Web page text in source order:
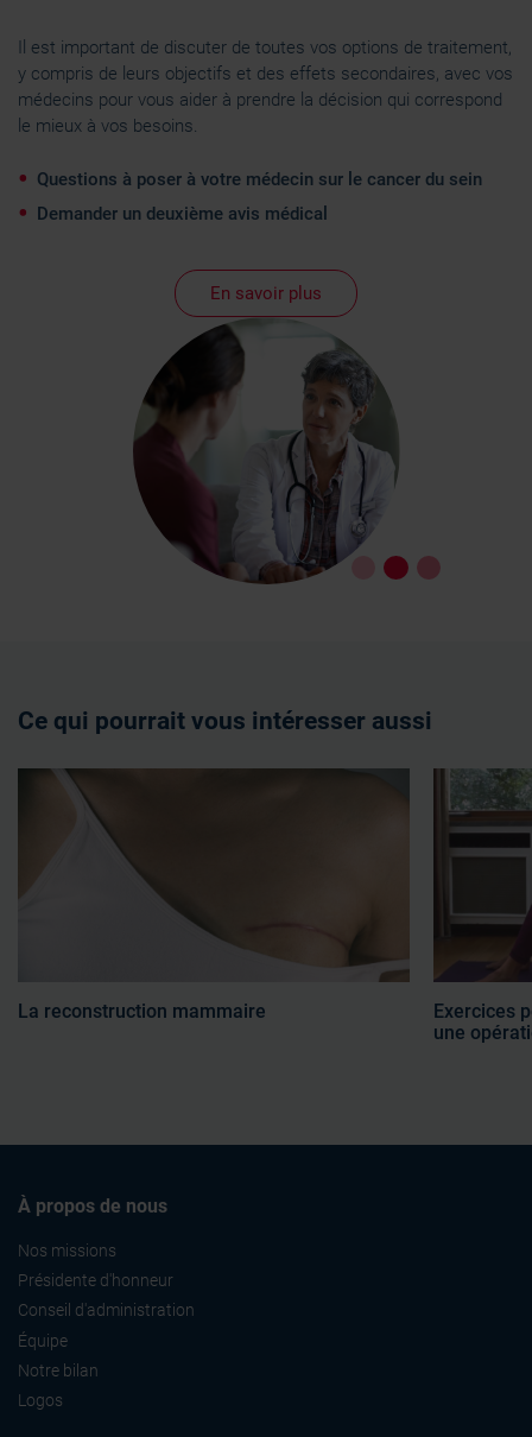
Les cookies nous permettent de personnaliser le contenu
et les annonces, d'offrir des fonctionnalités relatives aux
médias sociaux et d'analyser notre trafic. Nous
partageons également des informations sur l'utilisation de
publicité et d'analyse, qui peuvent combiner celles-ci
avec d'autres informations que vous leur avez fournies
Il est important de discuter de toutes vos options de traitement,
y compris de leurs objectifs et des effets secondaires, avec vos
médecins pour vous aider à prendre la décision qui correspond
le mieux à vos besoins.
Questions à poser à votre médecin sur le cancer du sein
Demander un deuxième avis médical
En savoir plus
Ce qui pourrait vous intéresser aussi
La reconstruction mammaire
Exercices
une
À propos de nous
Nos missions
Présidente d'honneur
Conseil d'administration
Équipe
Notre bilan
Logos